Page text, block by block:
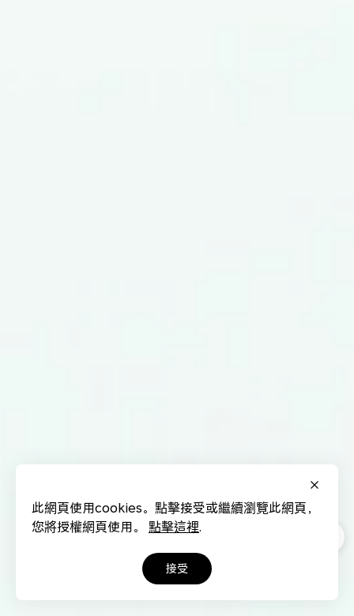
此網頁使用cookies。點擊接受或繼續瀏覽此網頁，
您將授權網頁使用。 點擊這裡.
接受